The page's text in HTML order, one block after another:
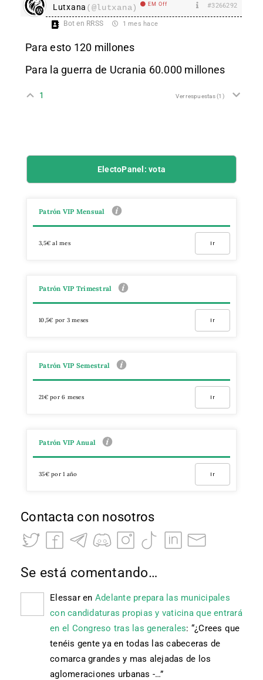
Lutxana (@lutxana) EM Off #3266292
Bot en RRSS 1 mes hace
Para esto 120 millones
Para la guerra de Ucrania 60.000 millones
1 Ver respuestas(1)
ElectoPanel: vota
Patrón VIP Mensual
3,5€ al mes Ir
Patrón VIP Trimestral
10,5€ por 3 meses Ir
Patrón VIP Semestral
21€ por 6 meses Ir
Patrón VIP Anual
35€ por 1 año Ir
Contacta con nosotros
Se está comentando…
Elessaren Adelante prepara las municipales
con candidaturas propias y vaticina que entrará
en el Congreso tras las generales: “¿Crees que
tenéis gente ya en todas las cabeceras de
comarca grandes y mas alejadas de los
aglomeraciones urbanas -…”